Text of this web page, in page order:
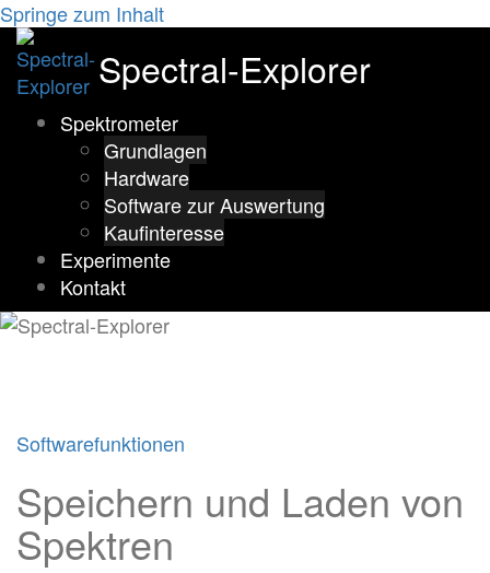
Springe zum Inhalt
Spectral-Explorer
Spektrometer
Grundlagen
Hardware
Software zur Auswertung
Kaufinteresse
Experimente
Kontakt
Softwarefunktionen
Speichern und Laden von
Spektren